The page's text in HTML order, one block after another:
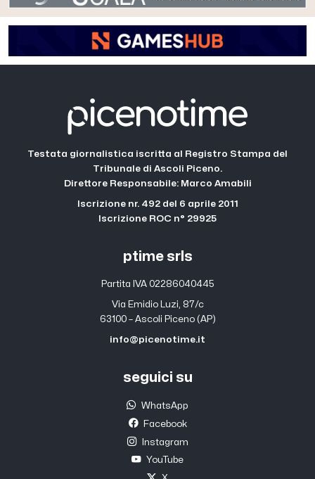
Testata giornalistica iscritta al Registro Stampa del
Tribunale di Ascoli Piceno.
Direttore Responsabile: Marco Amabili
Iscrizione nr. 492 del 6 aprile 2011
Iscrizione ROC n° 29925
ptime srls
Partita IVA 02286040445
Via Emidio Luzi, 87/c
63100 – Ascoli Piceno (AP)
info@picenotime.it
seguici su
WhatsApp
Facebook
Instagram
YouTube